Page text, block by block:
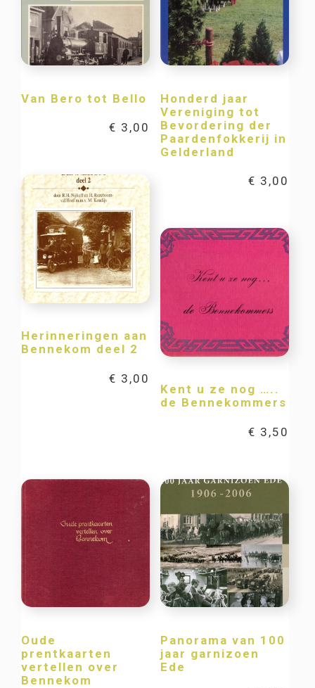
Van Bero tot Bello
€ 3,00
Honderd jaar
Vereniging tot
Bevordering der
Paardenfokkerij in
Gelderland
€ 3,00
Herinneringen aan
Bennekom deel 2
€ 3,00
Kent u ze nog …..
de Bennekommers
€ 3,50
Oude
prentkaarten
vertellen over
Bennekom
Panorama van 100
jaar garnizoen
Ede